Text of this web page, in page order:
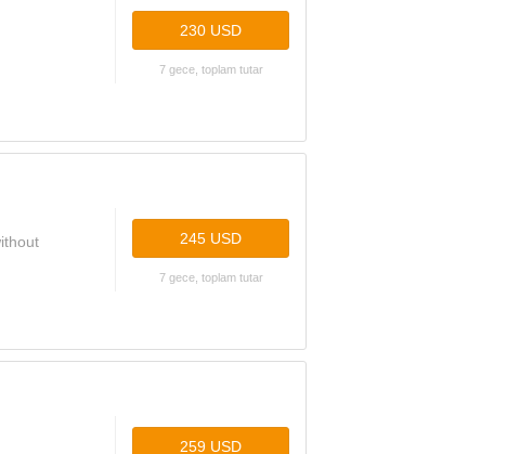
230 USD
7 gece, toplam tutar
245 USD
7 gece, toplam tutar
259 USD